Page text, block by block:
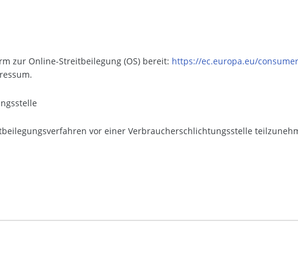
zur Online-Streitbeilegung (OS) bereit: https://ec.europa.eu/
vor einer Verbraucherschlichtungsstelle